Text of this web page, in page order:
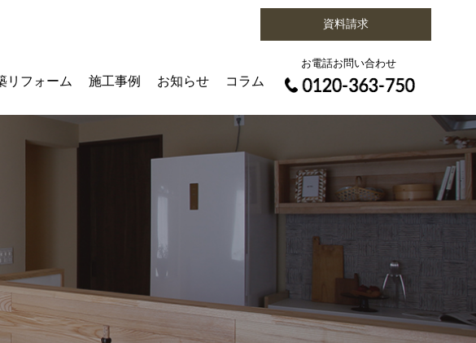
資料請求
リフォーム 施工事例 お知らせ コラム
お電話お問い合わせ